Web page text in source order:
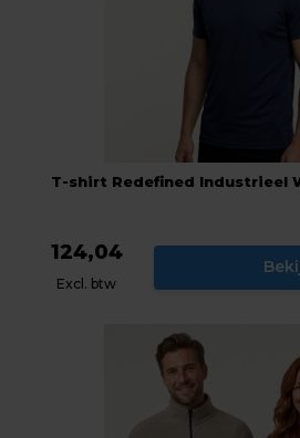
T-shirt Redefined Industrieel
124,04
Excl. btw